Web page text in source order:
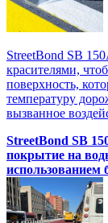
StreetBond SB
красителями,
поверхность,
температуру
вызванное
StreetBond SB
покрытие на
использованием